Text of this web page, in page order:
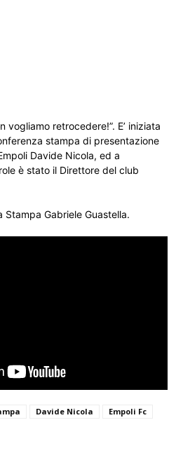
vogliamo retrocedere!”. E’ iniziata
stampa di presentazione
Davide Nicola, ed a
è stato il Direttore del club
Stampa Gabriele Guastella.
Davide Nicola
Empoli Fc